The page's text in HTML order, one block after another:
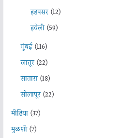
हडपसर(12)
हवेली(59)
मुंबई(116)
लातूर(22)
सातारा(18)
सोलापूर(22)
मीडिया(37)
मुळशी(7)